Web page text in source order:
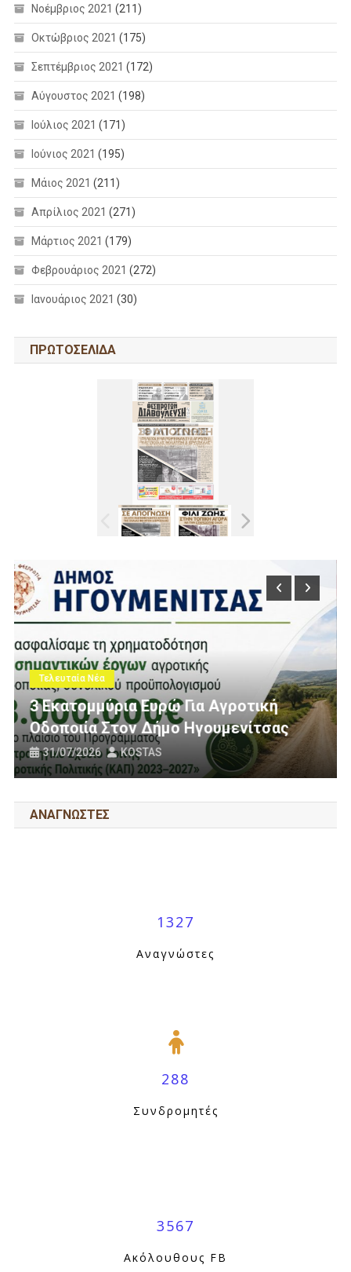
Νοέμβριος 2021 (211)
Οκτώβριος 2021 (175)
Σεπτέμβριος 2021 (172)
Αύγουστος 2021 (198)
Ιούλιος 2021 (171)
Ιούνιος 2021 (195)
Μάιος 2021 (211)
Απρίλιος 2021 (271)
Μάρτιος 2021 (179)
Φεβρουάριος 2021 (272)
Ιανουάριος 2021 (30)
ΠΡΩΤΟΣΕΛΙΔΑ
Τελευταία Νέα
Πολίτες Θεσπρωτίας
Ανεμογεννήτριες: Ποιον
Πανό Μας;
25/07/2026 KOSTAS
ΑΝΑΓΝΩΣΤΕΣ
1327
Αναγνώστες
288
Συνδρομητές
3567
Ακόλουθους FB